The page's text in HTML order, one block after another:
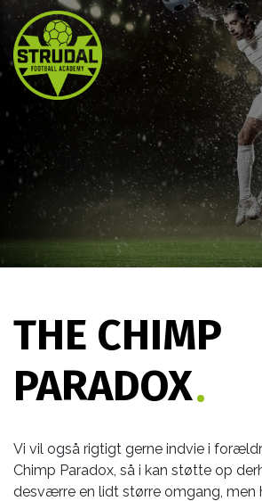
Gå
hovedindhold
THE CHIMP
PARADOX
Vi vil også rigtigt gerne indvie i
Chimp Paradox, så i kan støtte op
desværre en lidt større omgang, men